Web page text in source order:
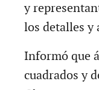
y
los detalles y
Informó que
cuadrados y